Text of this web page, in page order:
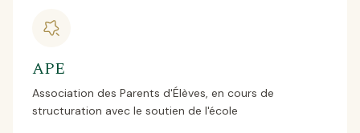
APE
Association des Parents d'Élèves, en cours de
structuration avec le soutien de l'école